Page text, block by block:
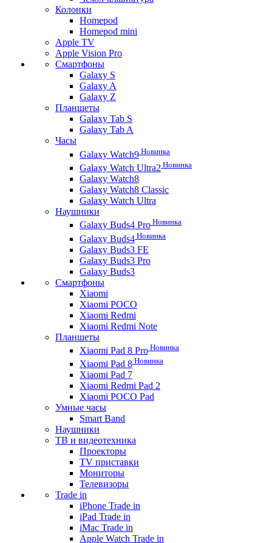
Колонки
Homepod
Homepod mini
Apple TV
Apple Vision Pro
Смартфоны
Galaxy S
Galaxy A
Galaxy Z
Планшеты
Galaxy Tab S
Galaxy Tab A
Часы
Galaxy Watch9 Новинка
Galaxy Watch Ultra2 Новинка
Galaxy Watch8
Galaxy Watch8 Classic
Galaxy Watch Ultra
Наушники
Galaxy Buds4 Pro Новинка
Galaxy Buds4 Новинка
Galaxy Buds3 FE
Galaxy Buds3 Pro
Galaxy Buds3
Смартфоны
Xiaomi
Xiaomi POCO
Xiaomi Redmi
Xiaomi Redmi Note
Планшеты
Xiaomi Pad 8 Pro Новинка
Xiaomi Pad 8 Новинка
Xiaomi Pad 7
Xiaomi Redmi Pad 2
Xiaomi POCO Pad
Умные часы
Smart Band
Наушники
ТВ и видеотехника
Проекторы
TV приставки
Мониторы
Телевизоры
Trade in
iPhone Trade in
iPad Trade in
iMac Trade in
Apple Watch Trade in